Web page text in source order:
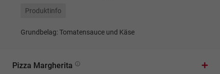
Produktinfo
Grundbelag: Tomatensauce und Käse
Pizza Margherita